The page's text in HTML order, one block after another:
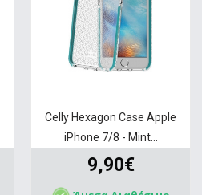
Celly Hexagon Case Apple
iPhone 7/8 - Mint...
9,90€